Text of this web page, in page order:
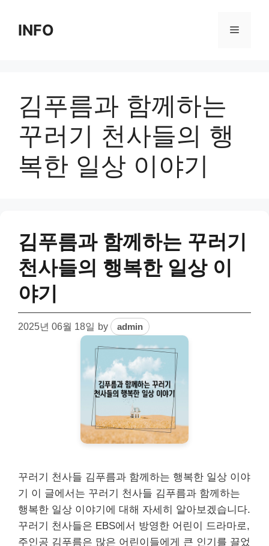
contentINFO Menu
김푸름과 함께하는
꾸러기 천사들의 행
복한 일상 이야기
김푸름과 함께하는 꾸러기
천사들의 행복한 일상 이
야기
2025년 06월 18일 by admin
꾸러기 천사들 김푸름과 함께하는 행복한 일상 이야
기 이 글에서는 꾸러기 천사들 김푸름과 함께하는
행복한 일상 이야기에 대해 자세히 알아보겠습니다.
꾸러기 천사들은 EBS에서 방영한 어린이 드라마로,
주인공 김푸름은 많은 어린이들에게 큰 인기를 끌었